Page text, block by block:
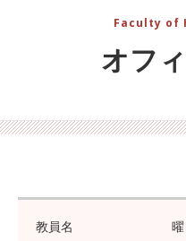
Faculty of
オフ
教員名